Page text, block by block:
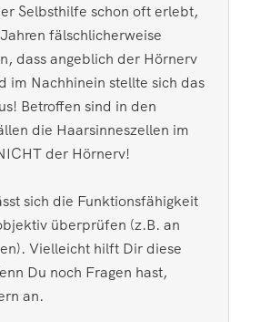
Selbsthilfe schon oft erlebt,
fälschlicherweise
dass angeblich der Hörnerv
im Nachhinein stellte sich das
Betroffen sind in den
die Haarsinneszellen im
der Hörnerv!
sich die Funktionsfähigkeit
überprüfen (z.B. an
Vielleicht hilft Dir diese
Du noch Fragen hast,
an.